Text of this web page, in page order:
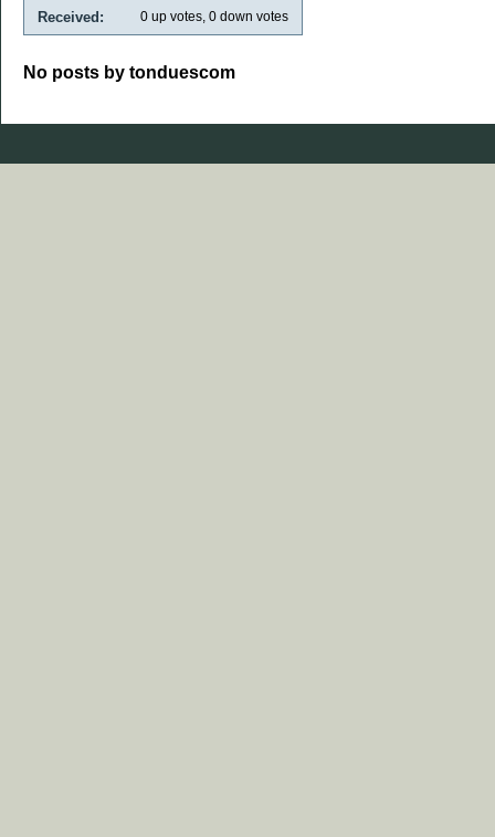
Received: 0 up votes, 0 down votes
No posts by tonduescom